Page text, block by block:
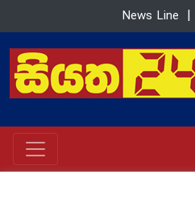
News Line